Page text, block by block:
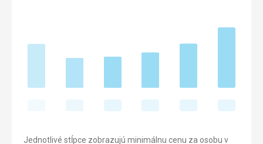
Jednotlivé stĺpce zobrazujú minimálnu cenu za osobu v